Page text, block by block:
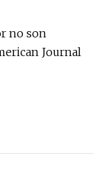
no son
Journal